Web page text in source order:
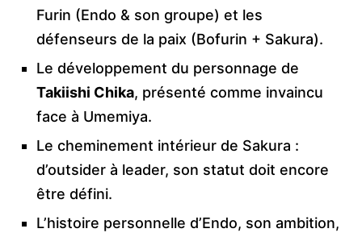
Furin (Endo & son groupe) et les
défenseurs de la paix (Bofurin + Sakura).
Le développement du personnage de
Takiishi Chika, présenté comme invaincu
face à Umemiya.
Le cheminement intérieur de Sakura :
d’outsider à leader, son statut doit encore
être défini.
L’histoire personnelle d’Endo, son ambition,